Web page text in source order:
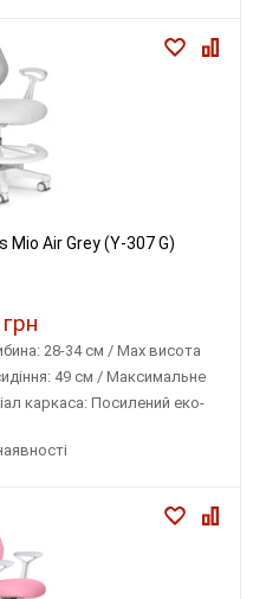
Mio Air Grey (Y-307 G)
28-34 см / Max висота
49 см / Максимальне
каркаса: Посилений еко-